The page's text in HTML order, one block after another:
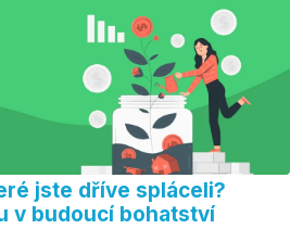
jste dříve spláceli?
v budoucí bohatství